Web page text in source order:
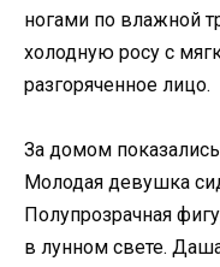
ногами по влажной
холодную росу с
разгоряченное лицо.
За домом
Молодая девушка
Полупрозрачная
в лунном свете.